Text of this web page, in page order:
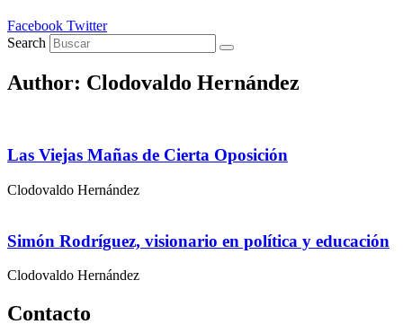
Facebook Twitter
Search
Author: Clodovaldo Hernández
Las Viejas Mañas de Cierta Oposición
Clodovaldo Hernández
Simón Rodríguez, visionario en política y educación
Clodovaldo Hernández
Contacto